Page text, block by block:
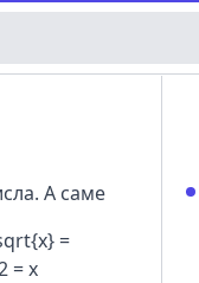
А саме
=
= x